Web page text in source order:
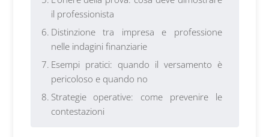
il professionista
Distinzione tra impresa e professione
nelle indagini finanziarie
Esempi pratici: quando il versamento è
pericoloso e quando no
Strategie operative: come prevenire le
contestazioni